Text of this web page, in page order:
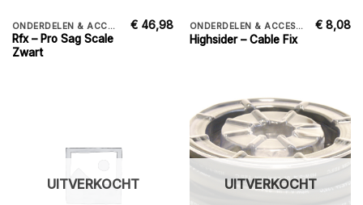
ONDERDELEN & ACCESSORIES
Rfx – Pro Sag Scale
Zwart
€ 46,98 ONDERDELEN & ACCESSORIES
Highsider – Cable Fix
€ 8,08
UITVERKOCHT UITVERKOCHT